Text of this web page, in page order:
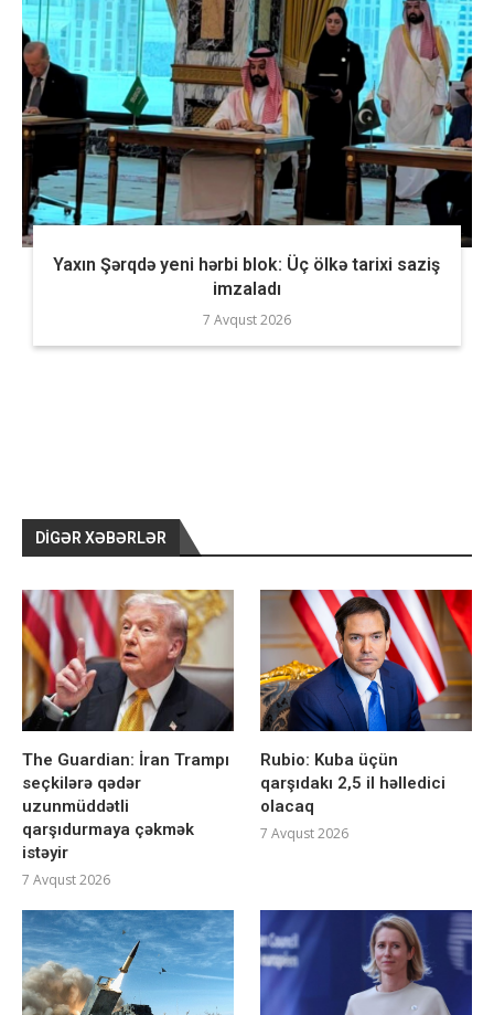
Yaxın Şərqdə yeni hərbi blok: Üç ölkə tarixi saziş
imzaladı
7 Avqust 2026
DIGƏR XƏBƏRLƏR
The Guardian: İran Trampı
seçkilərə qədər
uzunmüddətli
qarşıdurmaya çəkmək
istəyir
7 Avqust 2026
Rubio: Kuba üçün
qarşıdakı 2,5 il həlledici
olacaq
7 Avqust 2026